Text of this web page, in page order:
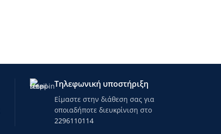
Τηλεφωνική υποστήριξη
Είμαστε στην διάθεση σας για
οποιαδήποτε διευκρίνιση στο
2296110114